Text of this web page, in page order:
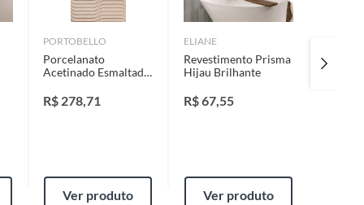
PORTOBELLO
Porcelanato
Acetinado Esmaltado
Portobello Retificado
Caixa 1,43m² Oasi
R$ 278,71
Ver produto
ELIANE
Revestimento Prisma
Hijau Brilhante
R$67,55
Ver produto